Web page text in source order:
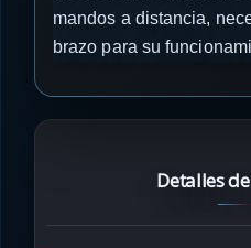
mandos a distancia,
brazo para su
Detalles